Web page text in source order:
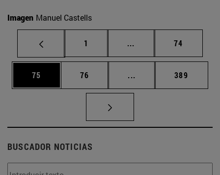
Imagen Manuel Castells
Página
1 ... Páginas intermedias
Página
74
Página
75 Página
76 ... Páginas intermedias
Página
389
BUSCADOR NOTICIAS